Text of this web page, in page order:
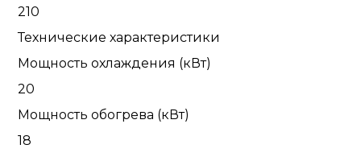
210
Технические характеристики
Мощность охлаждения (кВт)
20
Мощность обогрева (кВт)
18